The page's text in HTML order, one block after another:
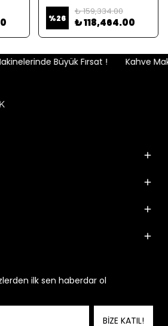
%26
₺ 159,334.00
₺ 118,464.00
Büyük Fırsat ! Kahve
ilk sen haberdar ol
BİZE KATIL!